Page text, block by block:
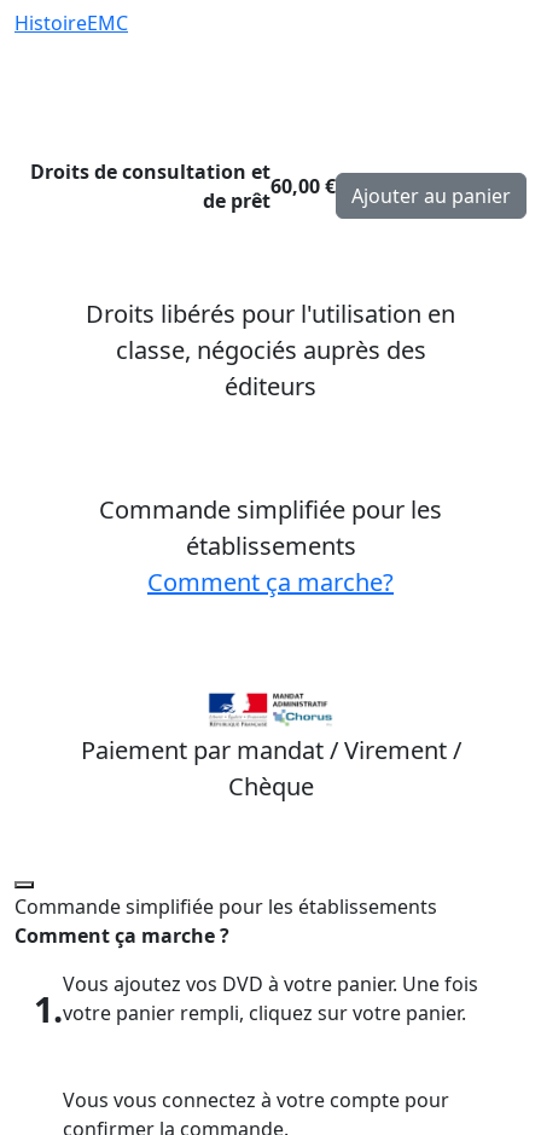
HistoireEMC
Droits de consultation et
de prêt
60,00 €
Droits libérés pour l'utilisation en
classe, négociés auprès des
éditeurs
Commande simplifiée pour les
établissements
Comment ça marche?
Paiement par mandat / Virement /
Chèque
Commande simplifiée pour les établissements
Comment ça marche ?
1.
Vous ajoutez vos DVD à votre panier. Une fois
votre panier rempli, cliquez sur votre panier.
Vous vous connectez à votre compte pour
confirmer la commande.